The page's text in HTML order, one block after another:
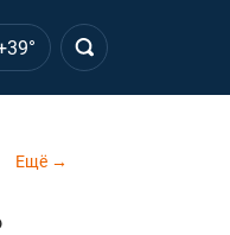
Ещё